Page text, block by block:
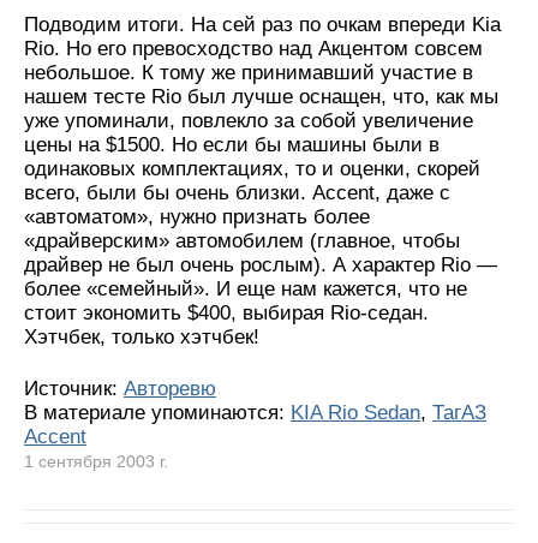
Подводим итоги. На сей раз по очкам впереди Kia
Rio. Но его превосходство над Акцентом совсем
небольшое. К тому же принимавший участие в
нашем тесте Rio был лучше оснащен, что, как мы
уже упоминали, повлекло за собой увеличение
цены на $1500. Но если бы машины были в
одинаковых комплектациях, то и оценки, скорей
всего, были бы очень близки. Accent, даже с
«автоматом», нужно признать более
«драйверским» автомобилем (главное, чтобы
драйвер не был очень рослым). А характер Rio —
более «семейный». И еще нам кажется, что не
стоит экономить $400, выбирая Rio-седан.
Хэтчбек, только хэтчбек!
Источник: Авторевю
В материале упоминаются: KIA Rio Sedan, ТагАЗ
Accent
1 сентября 2003 г.